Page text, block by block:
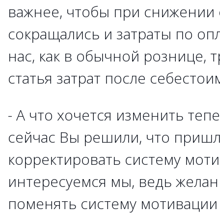
важнее, чтобы при снижении
сокращались и затраты по
нас, как в обычной рознице,
статья затрат после
- А что хочется изменить
сейчас Вы решили, что
корректировать систему
интересуемся мы, ведь
поменять систему